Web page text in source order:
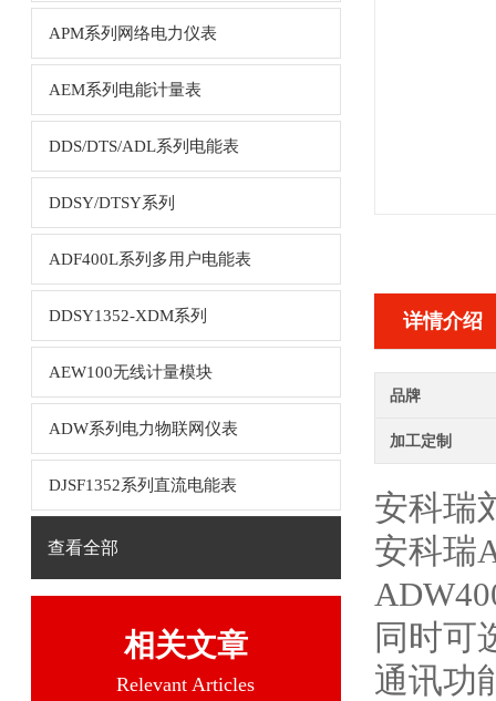
APM系列网络电力仪表
AEM系列电能计量表
DDS/DTS/ADL系列电能表
DDSY/DTSY系列
ADF400L系列多用户电能表
DDSY1352-XDM系列
AEW100无线计量模块
ADW系列电力物联网仪表
DJSF1352系列直流电能表
查看全部
相关文章
Relevant Articles
详情介绍
品牌
加工定制
安科瑞
安科瑞
同时可
通讯功